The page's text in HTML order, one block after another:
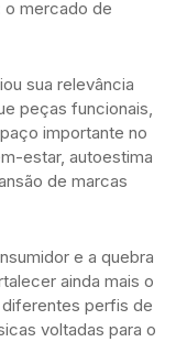
mercado de
sua relevância
peças funcionais,
importante no
estar, autoestima
de marcas
e a quebra
ainda mais o
perfis de
voltadas para o